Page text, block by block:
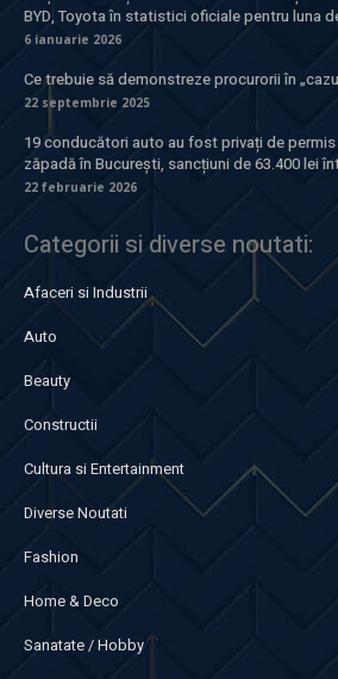
BYD, Toyota în statistici oficiale pentru luna
6 ianuarie 2026
Ce trebuie să demonstreze procurorii în
22 septembrie 2025
19 conducători auto au fost privați de
zăpadă în București, sancțiuni de 63.400 lei
22 februarie 2026
Categorii si diverse noutati:
Afaceri si Industrii
Auto
Beauty
Constructii
Cultura si Entertainment
Diverse Noutati
Fashion
Home & Deco
Sanatate / Hobby